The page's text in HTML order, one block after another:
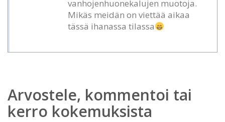
vanhojenhuonekalujen muotoja.
Mikäs meidän on viettää aikaa
tässä ihanassa tilassa
Arvostele, kommentoi tai
kerro kokemuksista